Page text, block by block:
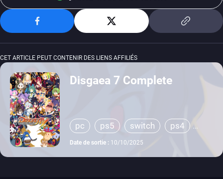
CET ARTICLE PEUT CONTENIR DES LIENS AFFILIÉS
Disgaea 7 Complete
pc ps5 switch
ps4
switch 2
Date de sortie : 10/10/2025